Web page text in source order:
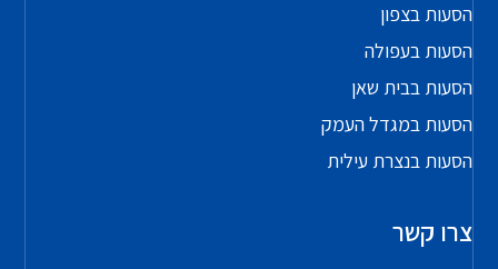
הסעות בצפון
הסעות בעפולה
הסעות בבית שאן
הסעות במגדל העמק
הסעות בנצרת עילית
צרו קשר